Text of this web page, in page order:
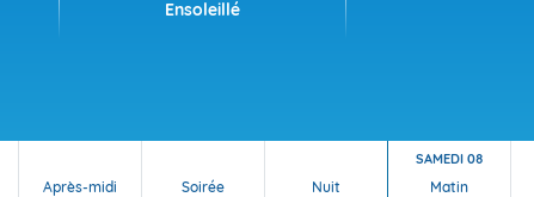
Ensoleillé
Après-midi Soirée Nuit
SAMEDI 08
Matin